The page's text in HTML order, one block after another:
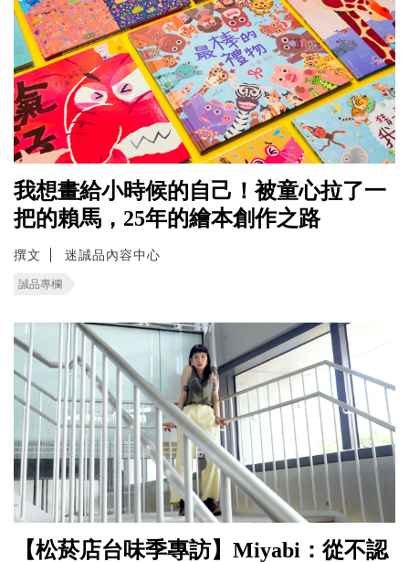
我想畫給小時候的自己！被童心拉了一
把的賴馬，25年的繪本創作之路
撰文 迷誠品內容中心
誠品專欄
【松菸店台味季專訪】Miyabi：從不認